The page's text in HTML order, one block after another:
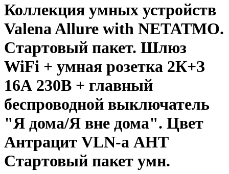
Коллекция умных устройств
Valena Allure with NETATMO.
Стартовый пакет. Шлюз
WiFi + умная розетка 2К+З
16А 230В + главный
беспроводной выключатель
"Я дома/Я вне дома". Цвет
Антрацит VLN-a АНТ
Стартовый пакет умн.